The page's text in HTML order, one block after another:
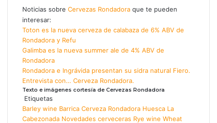
Noticias sobre Cervezas Rondadora que te pueden
interesar:
Toton es la nueva cerveza de calabaza de 6% ABV de
Rondadora y Refu
Galimba es la nueva summer ale de 4% ABV de
Rondadora
Rondadora e Ingrávida presentan su sidra natural Fiero.
Entrevista con… Cerveza Rondadora.
Texto e imágenes cortesía de Cervezas Rondadora
Etiquetas
Barley wine Barrica Cerveza Rondadora Huesca La
Cabezonada Novedades cerveceras Rye wine Wheat